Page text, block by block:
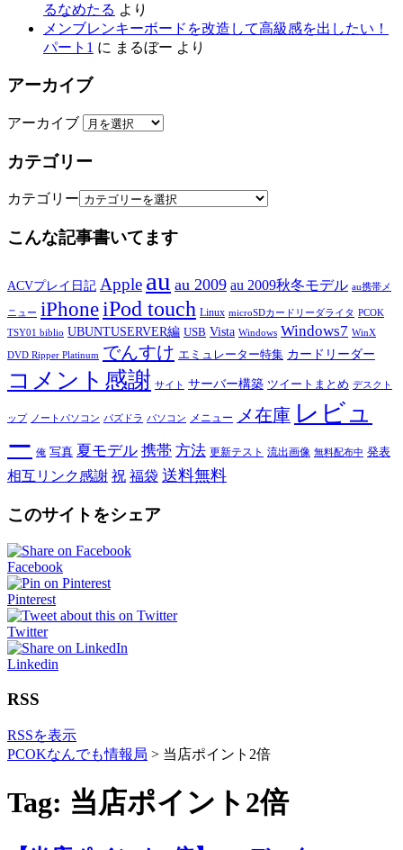
るなめたる より
メンブレンキーボードを改造して高級感を出したい！
パート1 に まるぼー より
アーカイブ
アーカイブ
カテゴリー
カテゴリー
こんな記事書いてます
ACVプレイ日記 Apple au au 2009 au 2009秋冬モデル au携帯メ
ニュー iPhoneiPod touch Linux microSDカードリーダライタ PCOK
TSY01 biblio UBUNTUSERVER編 USB Vista Windows Windows7 WinX
DVD Ripper Platinum でんすけ エミュレーター特集 カードリーダー
コメント感謝 サイト サーバー構築 ツイートまとめ デスクト
ップ ノートパソコン パズドラ パソコン メニュー メ在庫 レビュ
ー 俺 写真 夏モデル 携帯 方法 更新テスト 流出画像 無料配布中 発表
相互リンク感謝 祝 福袋 送料無料
このサイトをシェア
Facebook
Pinterest
Twitter
Linkedin
RSS
RSSを表示
PCOKなんでも情報局 > 当店ポイント2倍
Tag: 当店ポイント2倍